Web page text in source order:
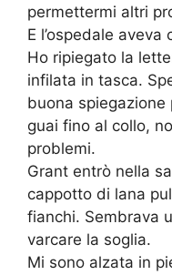
permettermi altri
E l’ospedale
Ho ripiegato la
infilata in tasca.
buona
guai fino al collo,
problemi.
Grant entrò nella
cappotto di lana
fianchi. Sembrava
varcare la soglia.
Mi sono alzata in